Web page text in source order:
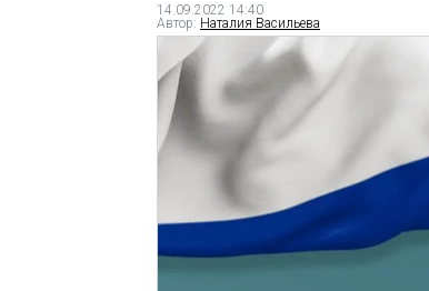
14.09.2022 14:40
Автор: Наталия Васильева